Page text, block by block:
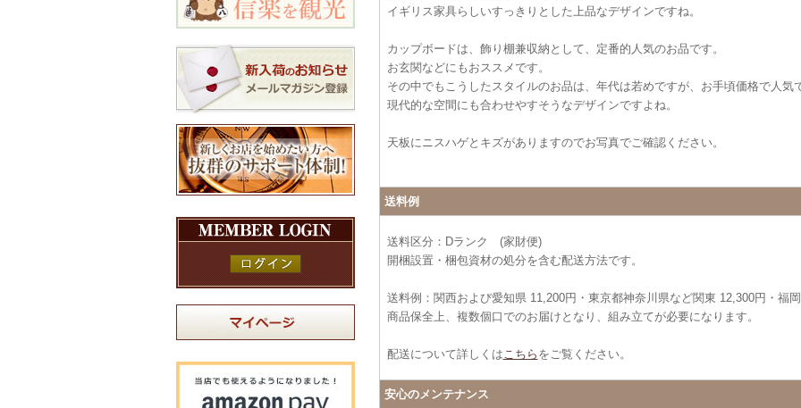
イギリス家具らしいすっきりとした上品なデザインですね。
カップボードは、飾り棚兼収納として、定番的人気のお品です。
お玄関などにもおススメです。
その中でもこうしたスタイルのお品は、年代は若めですが、お手頃価格で人気
現代的な空間にも合わせやすそうなデザインですよね。
天板にニスハゲとキズがありますのでお写真でご確認ください。
送料例
送料区分：Dランク (家財便)
開梱設置・梱包資材の処分を含む配送方法です。
送料例：関西および愛知県 11,200円・東京都神奈川県など関東 12,300円・福
商品保全上、複数個口でのお届けとなり、組み立てが必要になります。
配送について詳しくは こちら をご覧ください。
安心のメンテナンス